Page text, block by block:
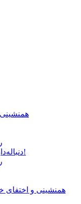
همنشینی
دنباله‌دار 220 مکنات 8000 برابر درخشان شد!
همنشینی و اختفای خوشه